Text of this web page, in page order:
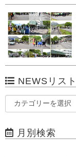
NEWSリスト
月別検索